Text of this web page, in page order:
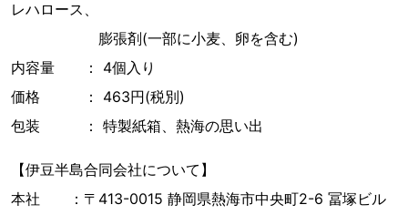
レハロース、
膨張剤(一部に小麦、卵を含む)
内容量 ： 4個入り
価格 ： 463円(税別)
包装 ： 特製紙箱、熱海の思い出
【伊豆半島合同会社について】
本社 ：〒413-0015 静岡県熱海市中央町2-6 冨塚ビル